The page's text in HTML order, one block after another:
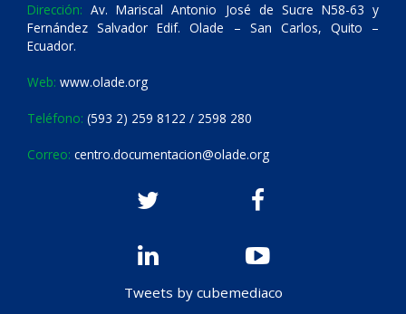
Dirección: Av. Mariscal Antonio José de Sucre N58-63 y
Fernández Salvador Edif. Olade – San Carlos, Quito –
Ecuador.
Web: www.olade.org
Teléfono: (593 2) 259 8122 / 2598 280
Correo: centro.documentacion@olade.org
Tweets by cubemediaco